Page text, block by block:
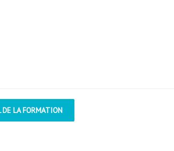
DE LA FORMATION